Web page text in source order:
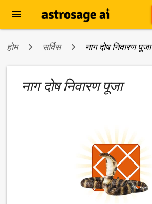
menu
होम सर्विस नाग दोष निवारण पूजा
नाग दोष निवारण पूजा